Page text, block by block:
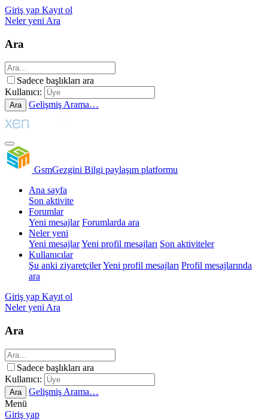
Giriş yap Kayıt ol
Neler yeni Ara
Ara
Sadece başlıkları ara
Kullanıcı:
Ara Gelişmiş Arama…
GsmGezgini Bilgi paylaşım platformu
Ana sayfa
Son aktivite
Forumlar
Yeni mesajlar Forumlarda ara
Neler yeni
Yeni mesajlarYeni profil mesajları Son aktiviteler
Kullanıcılar
Şu anki ziyaretçilerYeni profil mesajları Profil mesajlarında
ara
Giriş yap Kayıt ol
Neler yeniAra
Ara
Sadece başlıkları ara
Kullanıcı:
Ara
Gelişmiş Arama…
Menü
Giriş yap